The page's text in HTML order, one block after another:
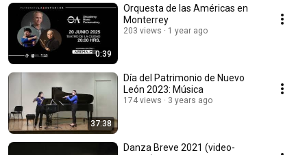
0:39
Orquesta de las Américas en
Monterrey
203 views 1 year ago
37:38
Día del Patrimonio de Nuevo
León 2023: Música
174 views 3 years ago
Danza Breve 2021 (video-